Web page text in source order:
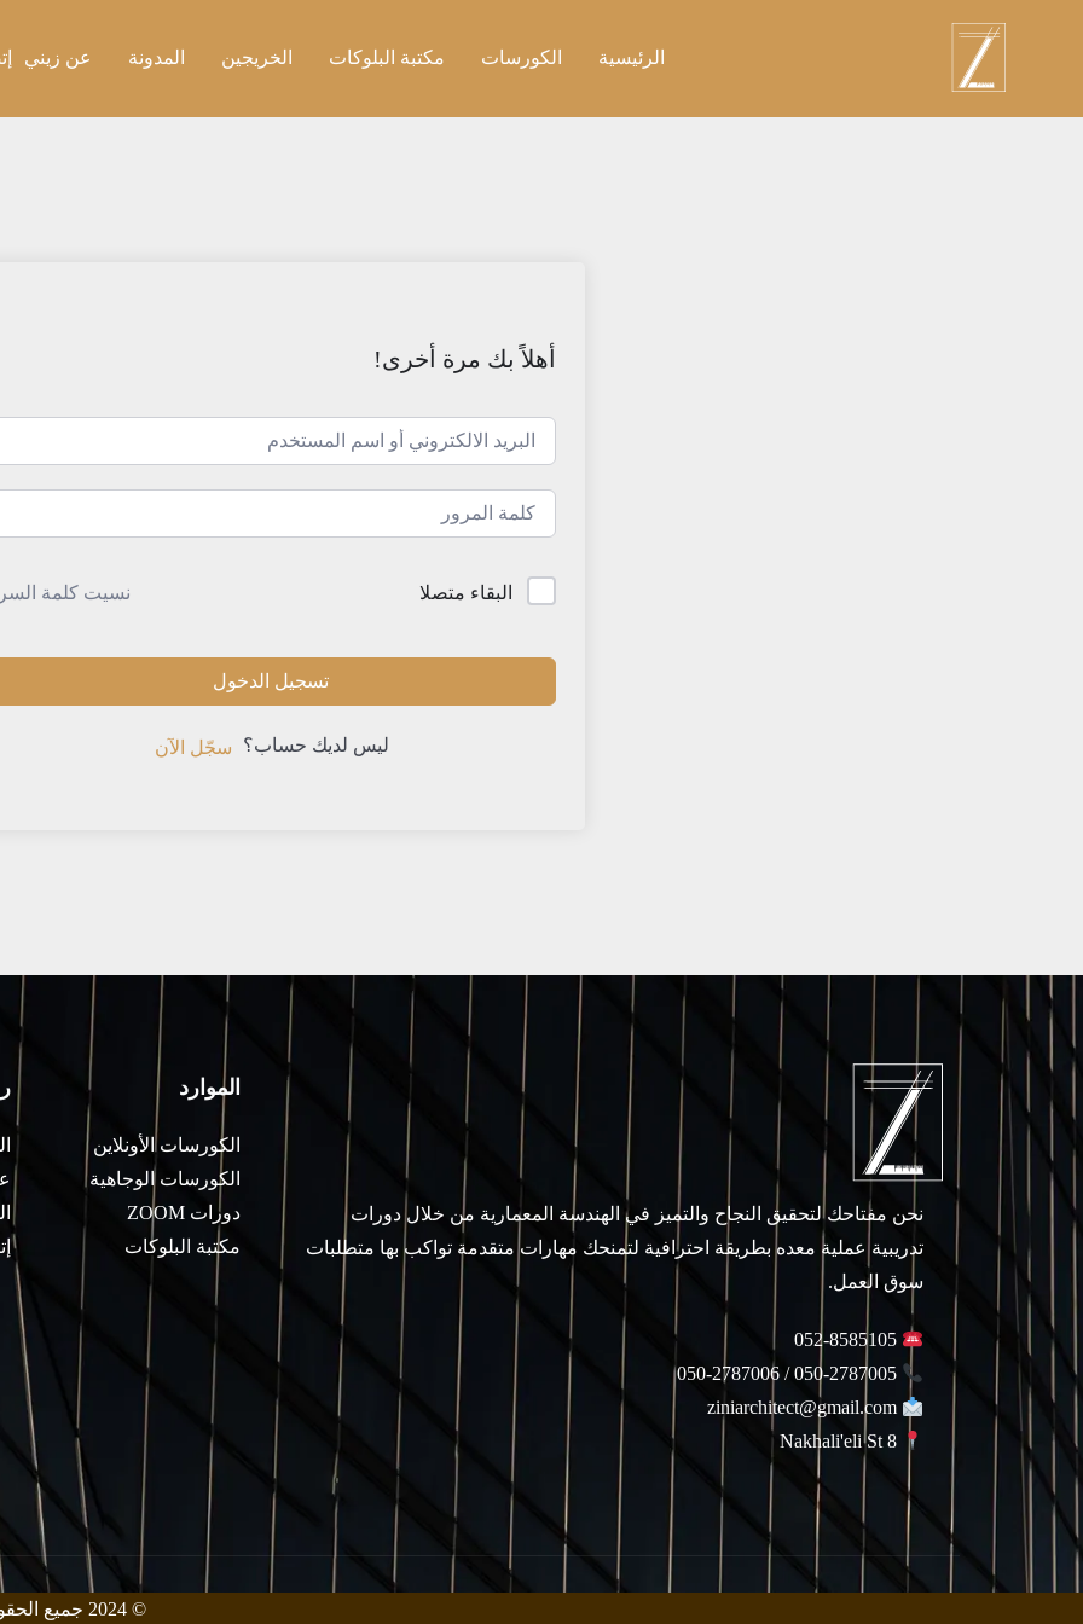
الرئيسية الكورسات مكتبة البلوكات الخريجين المدونة عن زيني
أهلاً بك مرة أخرى!
البقاء متصلا نسيت كلمة
تسجيل الدخول
ليس لديك حساب؟ سجّل الآن
نحن مفتاحك لتحقيق النجاح والتميز في الهندسة المعمارية من خلال دورات
تدريبية عملية معده بطريقة احترافية لتمنحك مهارات متقدمة تواكب بها متطلبات
سوق العمل.
052-8585105
050-2787005 / 050-2787006
ziniarchitect@gmail.com
Nakhali'eli St 8
الموارد
الكورسات الأونلاين
الكورسات الوجاهية
دورات ZOOM
مكتبة البلوكات
© 2024 جميع الحقوق محفوظة من قبل معهد زيني للهندسة المعمارية